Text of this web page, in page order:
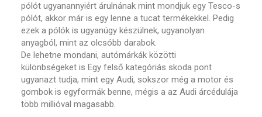
pólót ugyanannyiért árulnának mint mondjuk egy Tesco-s
pólót, akkor már is egy lenne a tucat termékekkel. Pedig
ezek a pólók is ugyanúgy készülnek, ugyanolyan
anyagból, mint az olcsóbb darabok.
De lehetne mondani, autómárkák közötti
különbségeket is Egy felső kategóriás skoda pont
ugyanazt tudja, mint egy Audi, sokszor még a motor és
gombok is egyformák benne, mégis a az Audi árcédulája
több millióval magasabb.